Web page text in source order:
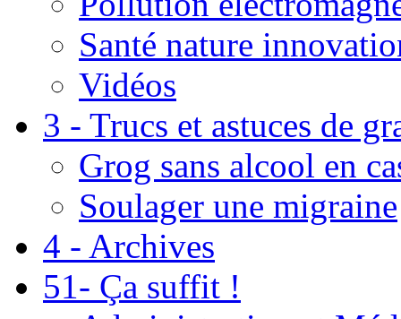
Santé nature
Vidéos
3 - Trucs et astuces de
Grog sans alcool en
Soulager une migraine
4 - Archives
51- Ça suffit !